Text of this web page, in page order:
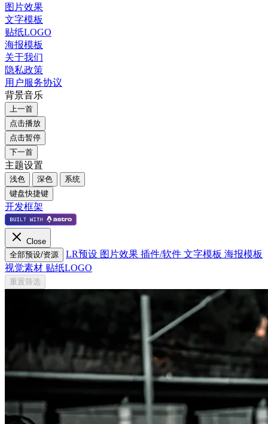
图片效果
文字模板
贴纸LOGO
海报模板
关于我们
隐私政策
用户服务协议
背景音乐
上一首
点击播放
点击暂停
下一首
主题设置
浅色 深色
系统
键盘快捷键
开发框架
Close
全部预设/资源
LR预设 图片效果 插件/软件 文字模板 海报模板
视觉素材 贴纸LOGO
重置筛选